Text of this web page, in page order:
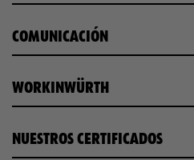
COMUNICACIÓN
WORKINWÜRTH
NUESTROS CERTIFICADOS